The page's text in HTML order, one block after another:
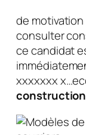
de
consulter
ce candidat
xxxxxxx
construction